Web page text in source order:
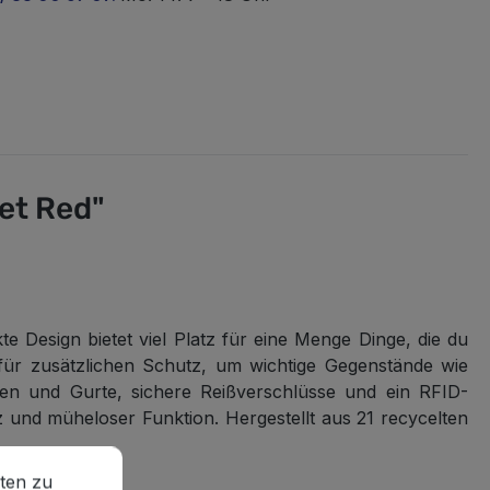
Red"
Design bietet viel Platz für eine Menge Dinge, die du
zusätzlichen Schutz, um wichtige Gegenstände wie
und Gurte, sichere Reißverschlüsse und ein RFID-
müheloser Funktion. Hergestellt aus 21 recycelten
zu können.
Mehr Informationen ...
zu